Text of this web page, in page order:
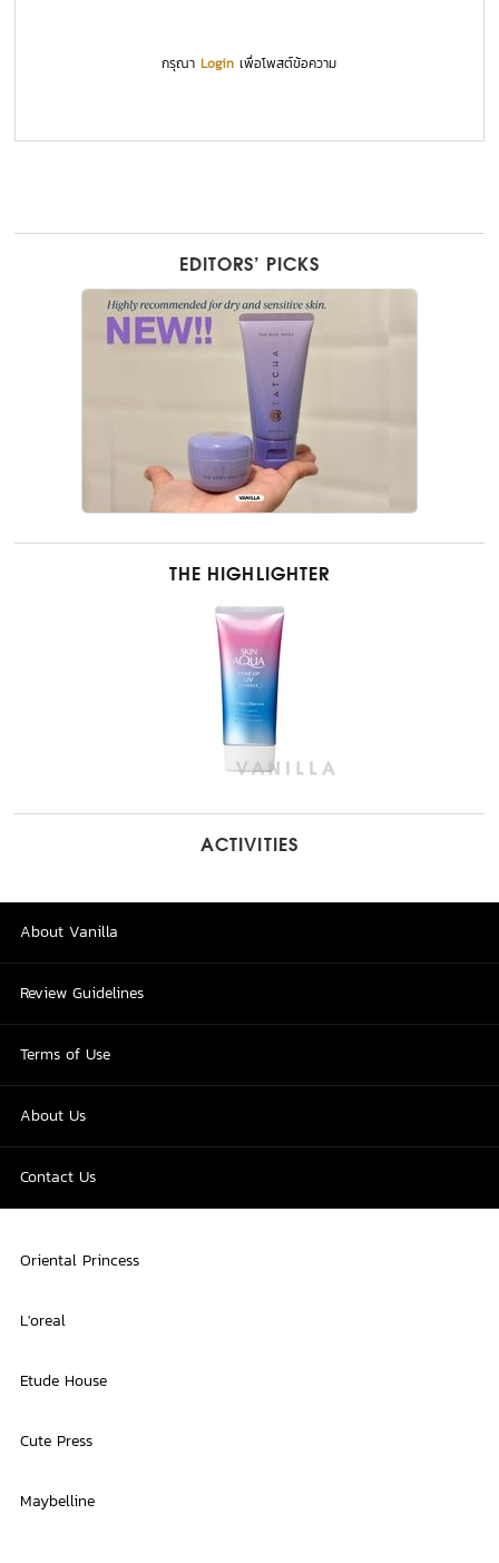
กรุณาLogin เพื่อโพสต์ข้อความ
EDITORS’ PICKS
THE HIGHLIGHTER
ACTIVITIES
About Vanilla
Review Guidelines
Terms of Use
About Us
Contact Us
Oriental Princess
L'oreal
Etude House
Cute Press
Maybelline